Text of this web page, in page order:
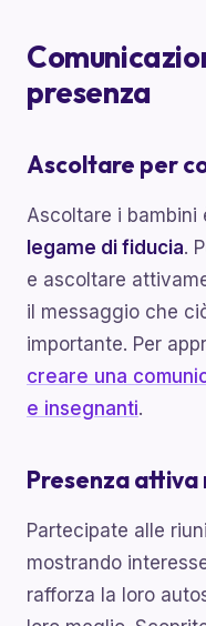
presenza
Ascoltare per
Ascoltare i bambini
legame di fiducia.
e ascoltare
il messaggio che
importante. Per
creare una
e insegnanti.
Presenza
Partecipate alle
mostrando
rafforza la loro